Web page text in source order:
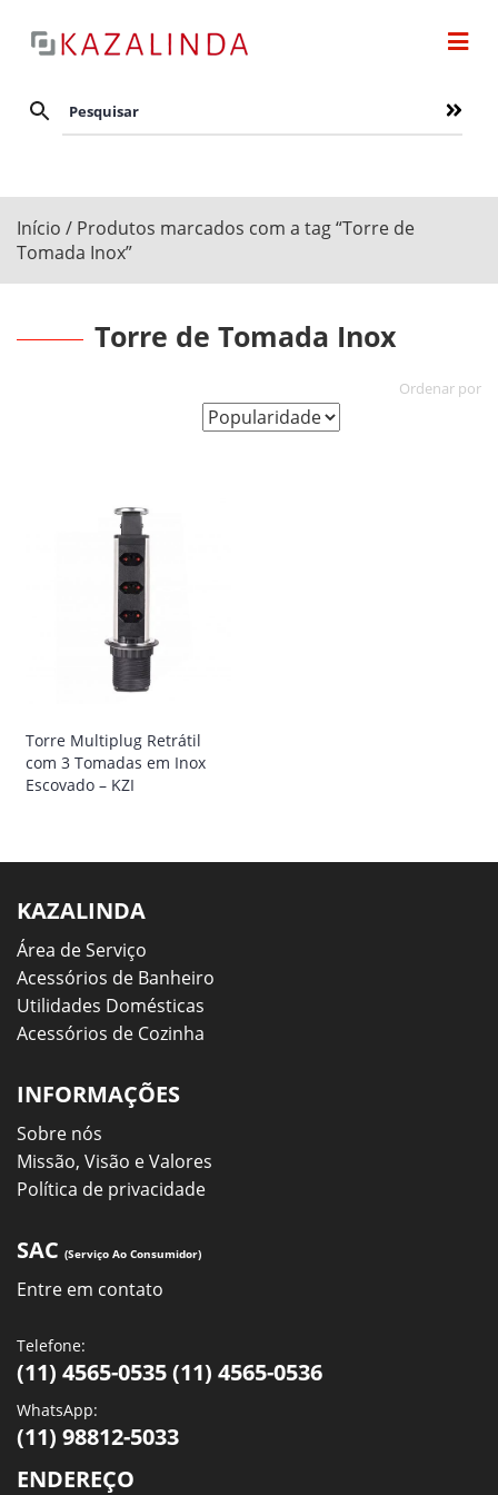
Início / Produtos marcados com a tag “Torre de
Tomada Inox”
Torre de Tomada Inox
Torre Multiplug Retrátil
com 3 Tomadas em Inox
Escovado – KZI
KAZALINDA
Área de Serviço
Acessórios de Banheiro
Utilidades Domésticas
Acessórios de Cozinha
INFORMAÇÕES
Sobre nós
Missão, Visão e Valores
Política de privacidade
SAC (Serviço Ao Consumidor)
Entre em contato
Telefone:
(11) 4565-0535 (11) 4565-0536
WhatsApp:
(11) 98812-5033
ENDEREÇO